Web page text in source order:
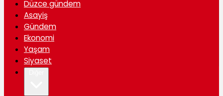
Düzce gündem
Asayiş
Gündem
Ekonomi
Yaşam
Siyaset